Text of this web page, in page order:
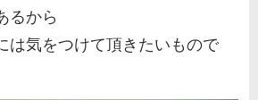
るから
は気をつけて頂きたいもので